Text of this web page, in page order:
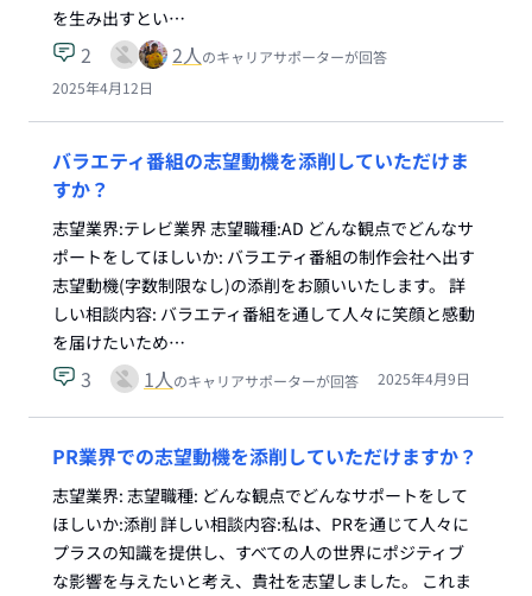
を生み出すとい…
2 2人のキャリアサポーターが回答
2025年4月12日
バラエティ番組の志望動機を添削していただけま
すか？
志望業界:テレビ業界 志望職種:AD どんな観点でどんなサ
ポートをしてほしいか: バラエティ番組の制作会社へ出す
志望動機(字数制限なし)の添削をお願いいたします。 詳
しい相談内容: バラエティ番組を通して人々に笑顔と感動
を届けたいため…
3 1人のキャリアサポーターが回答 2025年4月9日
PR業界での志望動機を添削していただけますか？
志望業界: 志望職種: どんな観点でどんなサポートをして
ほしいか:添削 詳しい相談内容:私は、PRを通じて人々に
プラスの知識を提供し、すべての人の世界にポジティブ
な影響を与えたいと考え、貴社を志望しました。 これま